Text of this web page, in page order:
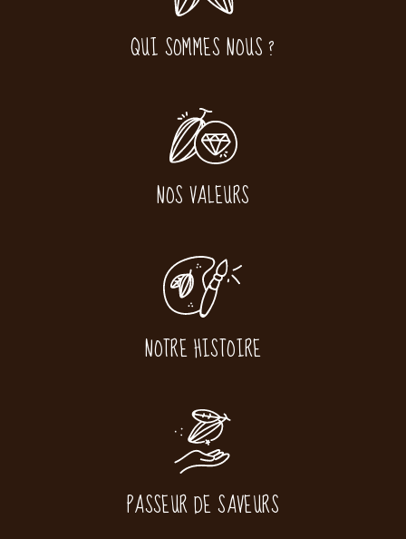
QUI SOMMES NOUS ?
NOS VALEURS
NOTRE HISTOIRE
PASSEUR DE SAVEURS